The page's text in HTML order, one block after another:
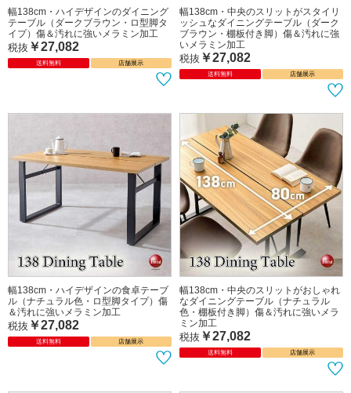
幅138cm・ハイデザインのダイニング
テーブル（ダークブラウン・ロ型脚タ
イプ）傷＆汚れに強いメラミン加工
税抜 ￥27,082
送料無料 店舗展示
幅138cm・中央のスリットがスタイリ
ッシュなダイニングテーブル（ダーク
ブラウン・棚板付き脚）傷＆汚れに強
いメラミン加工
税抜 ￥27,082
送料無料 店舗展示
幅138cm・ハイデザインの食卓テーブ
ル（ナチュラル色・ロ型脚タイプ）傷
＆汚れに強いメラミン加工
税抜 ￥27,082
送料無料 店舗展示
幅138cm・中央のスリットがおしゃれ
なダイニングテーブル（ナチュラル
色・棚板付き脚）傷＆汚れに強いメラ
ミン加工
税抜 ￥27,082
送料無料 店舗展示